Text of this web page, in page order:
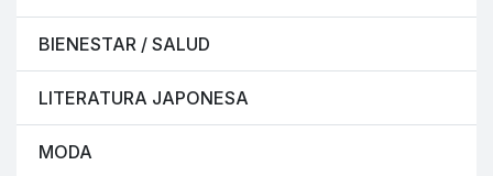
BIENESTAR / SALUD
LITERATURA JAPONESA
MODA